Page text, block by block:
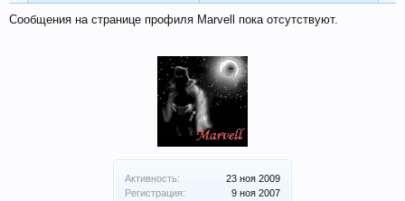
Активность:
23 ноя 2009
Регистрация:
9 ноя 2007
Сообщения на странице профиля Marvell пока отсутствуют.